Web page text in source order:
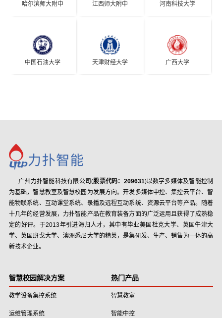
哈尔滨师大附中 江西师大附中 河南科技大学
中国石油大学 天津财经大学 广西大学
武汉外国语学校 北京航空航天大学
广州力扑智能科技有限公司(股票代码：209631)以数字多媒体及智能控制
为基础，智慧教室及智慧校园为发展方向。开发多媒体中控、集控云平台、智
能物联系统、互动课堂系统、录播及远程互动系统、资源云平台等产品。随着
十几年的经营发展，力扑智能产品在教育装备方面的广泛运用且获得了成熟稳
定的好评。于2013年引进海归人才，其中有毕业美国杜克大学、英国牛津大
学、英国班戈大学、澳洲悉尼大学的精英，是集研发、生产、销售为一体的高
新技术企业。
智慧校园解决方案
教学设备集控系统
运维管理系统
热门产品
智慧教室
智能中控